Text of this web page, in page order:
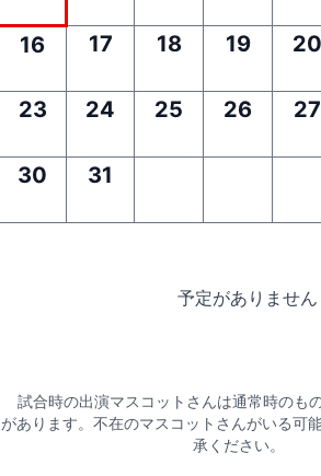
16 17 18 19 20
23 24 25 26 27
30 31
予定がありません
試合時の出演マスコットさんは通常時のも
があります。不在のマスコットさんがいる可
承ください。